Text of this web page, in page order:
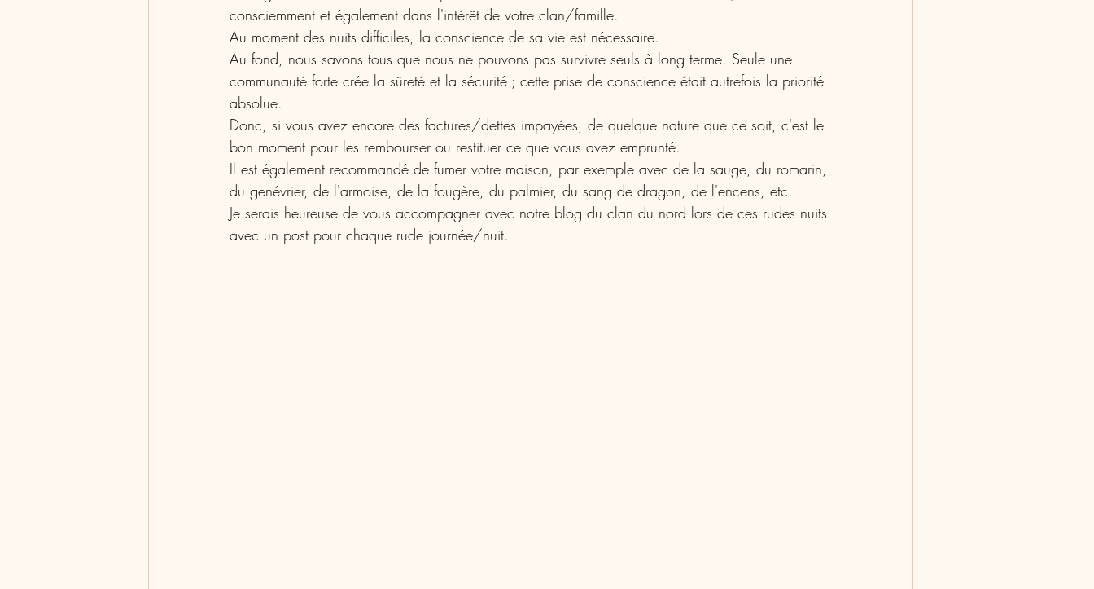
consciemment et également dans l'intérêt de votre clan/famille.
Au moment des nuits difficiles, la conscience de sa vie est nécessaire.
Au fond, nous savons tous que nous ne pouvons pas survivre seuls à long terme. Seule une
communauté forte crée la sûreté et la sécurité ; cette prise de conscience était autrefois la priorité
absolue.
Donc, si vous avez encore des factures/dettes impayées, de quelque nature que ce soit, c'est le
bon moment pour les rembourser ou restituer ce que vous avez emprunté.
Il est également recommandé de fumer votre maison, par exemple avec de la sauge, du romarin,
du genévrier, de l'armoise, de la fougère, du palmier, du sang de dragon, de l'encens, etc.
Je serais heureuse de vous accompagner avec notre blog du clan du nord lors de ces rudes nuits
avec un post pour chaque rude journée/nuit.